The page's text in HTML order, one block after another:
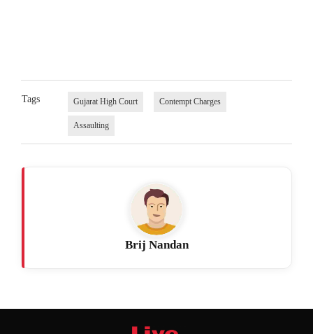
Tags Gujarat High Court Contempt Charges
Assaulting
Brij Nandan